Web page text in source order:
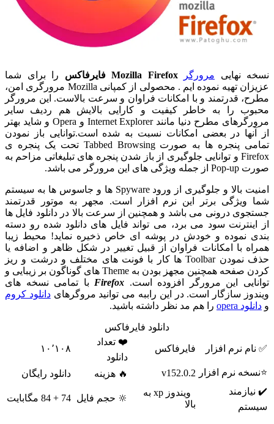
نسخه نهایی مرورگر Mozilla Firefox فایرفاکس را برای شما
عزیزان تهیه نموده ایم . محصولی از کمپانی Mozilla مرورگری امن،
مطرح، قدرتمند و با امکانات فراوان و سرعت بالاست. این مرورگر
محبوب را به خاطر کیفیت و کارایی بالایش هم ردیف سایر
مرورگرهای مطرح دنیا مانند Internet Explorer و Opera و شاید بهتر
از آنها در بعضی امکانات نسبت به شده است.توانایی باز نمودن
تمامی پنجره ها به صورت Tabbed Browsing تحت یک پنجره ی
Firefox و توانایی جلوگیری از باز شدن پنجره های تبلیغاتی مزاحم به
صورت Pop-up از جمله ویژگی های این مرورگر می باشد.
امنیت بالا و جلوگیری از ورود Spyware ها و جاسوس ها به سیستم
شما ویژگی برتر این نرم افزار است. مجهر به موتور قدرتمند
جستجوی درونی می باشد و همچنین از سرعت بالا در دانلود فایل ها
از اینترنت سود می برد، می تواند فایل های دانلود شده رو دسته
بندی نموده و خودش در پوشه ای خاص ذخیره نماید! محیط زیبا
همراه با امکانات فراوان از قبیل تغییر در شکل ظاهر و اضافه یا
حذف نمودن Toolbar ها کار با فونت های مختلف و درشت و ریز
کردن صفحه همچنین مجهز بودن به Theme های گوناگون بر زیبایی و
توانایی این مرورگر افزوده است. Firefox با تمامی نسخه های
ویندوز سازگار است. در این راببه می توانید مروگرهایدانلود کروم
و دانلود opera را هم مد نظر داشته باشید.
دانلود فایرفاکس
✅ نام نرم افزار فایرفاکس
❤️ تعداد
دانلود
۱۰٬۱۰۸
⭐نسخه نرم افزار v152.0.2 🔥 هزینه
دانلود رایگان
✔️ نیازمند
سیستم
ویندوز xp به
بالا
🔆 حجم فایل 74 + 84 مگابایت